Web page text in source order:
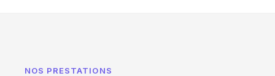
NOS PRESTATIONS